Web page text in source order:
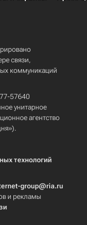
связи,
коммуникаций
57640
унитарное
агентство
технологий
group@ria.ru
и рекламы